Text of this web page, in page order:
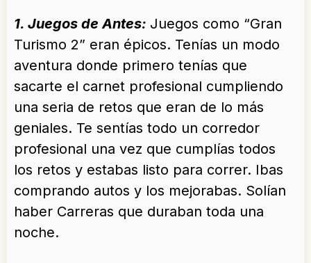
1. Juegos de Antes: Juegos como “Gran
Turismo 2” eran épicos. Tenías un modo
aventura donde primero tenías que
sacarte el carnet profesional cumpliendo
una seria de retos que eran de lo más
geniales. Te sentías todo un corredor
profesional una vez que cumplías todos
los retos y estabas listo para correr. Ibas
comprando autos y los mejorabas. Solían
haber Carreras que duraban toda una
noche.